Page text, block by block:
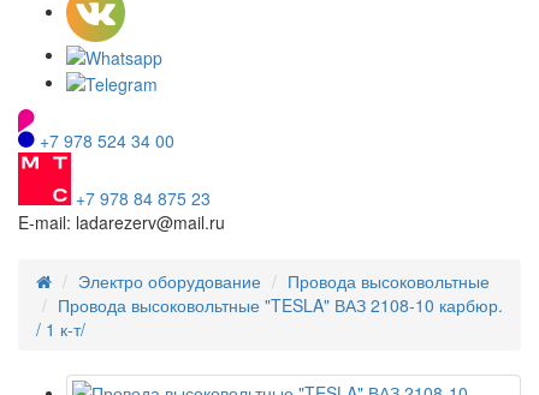
+7 978 524 34 00
+7 978 84 875 23
E-mail: ladarezerv@mail.ru
Электро оборудование
Провода высоковольтные
Провода высоковольтные "TESLA" ВАЗ 2108-10 карбюр.
/ 1 к-т/